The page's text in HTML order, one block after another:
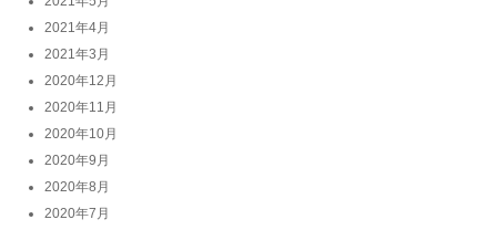
2021年4月
2021年3月
2020年12月
2020年11月
2020年10月
2020年9月
2020年8月
2020年7月